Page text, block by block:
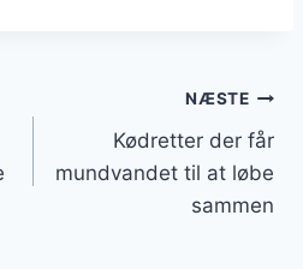
NÆSTE
Kødretter der får
mundvandet til at løbe
sammen